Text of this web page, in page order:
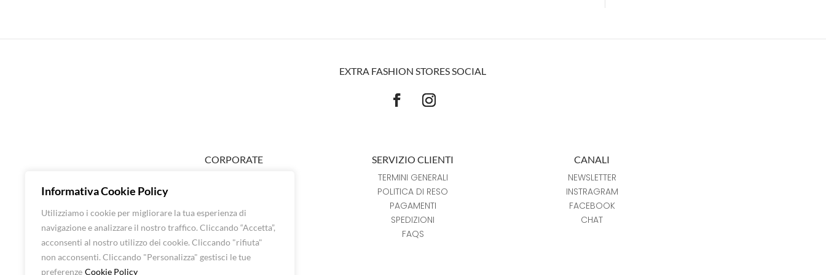
Informativa Cookie Policy
Utilizziamo i cookie per migliorare la tua esperienza di
navigazione e analizzare il nostro traffico. Cliccando “Accetta”,
acconsenti al nostro utilizzo dei cookie. Cliccando "rifiuta"
non acconsenti. Cliccando "Personalizza" gestisci le tue
preferenze Cookie Policy
EXTRA FASHION STORES SOCIAL
CORPORATE
BRANDS
CONTATTI
SERVIZIO CLIENTI
TERMINI GENERALI
POLITICA DI RESO
PAGAMENTI
SPEDIZIONI
FAQS
CANALI
NEWSLETTER
INSTRAGRAM
FACEBOOK
CHAT